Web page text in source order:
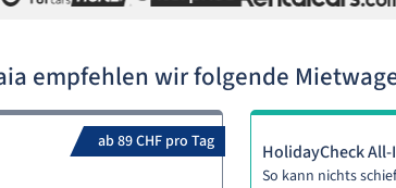
empfehlen wir folgende
ab 89 CHF pro Tag HolidayCheck
So kann nichts